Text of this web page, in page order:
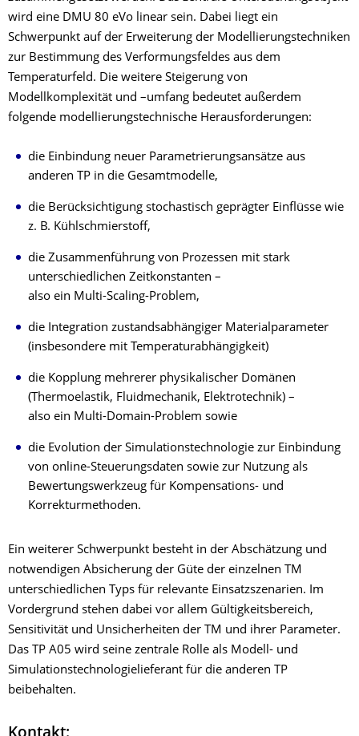
wird eine DMU 80 eVo linear sein. Dabei liegt ein
Schwerpunkt auf der Erweiterung der Modellierungstechniken
zur Bestimmung des Verformungsfeldes aus dem
Temperaturfeld. Die weitere Steigerung von
Modellkomplexität und –umfang bedeutet außerdem
folgende modellierungstechnische Herausforderungen:
die Einbindung neuer Parametrierungsansätze aus
anderen TP in die Gesamtmodelle,
die Berücksichtigung stochastisch geprägter Einflüsse wie
z. B. Kühlschmierstoff,
die Zusammenführung von Prozessen mit stark
unterschiedlichen Zeitkonstanten –
also ein Multi-Scaling-Problem,
die Integration zustandsabhängiger Materialparameter
(insbesondere mit Temperaturabhängigkeit)
die Kopplung mehrerer physikalischer Domänen
(Thermoelastik, Fluidmechanik, Elektrotechnik) –
also ein Multi-Domain-Problem sowie
die Evolution der Simulationstechnologie zur Einbindung
von online-Steuerungsdaten sowie zur Nutzung als
Bewertungswerkzeug für Kompensations- und
Korrekturmethoden.
Ein weiterer Schwerpunkt besteht in der Abschätzung und
notwendigen Absicherung der Güte der einzelnen TM
unterschiedlichen Typs für relevante Einsatzszenarien. Im
Vordergrund stehen dabei vor allem Gültigkeitsbereich,
Sensitivität und Unsicherheiten der TM und ihrer Parameter.
Das TP A05 wird seine zentrale Rolle als Modell- und
Simulationstechnologielieferant für die anderen TP
beibehalten.